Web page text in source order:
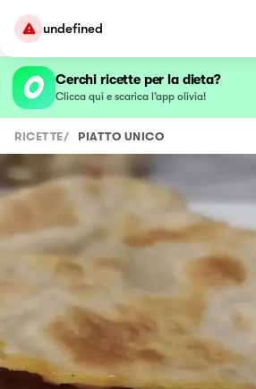
undefined
Cerchi ricette per la dieta?
Clicca qui e scarica l’app olivia!
RICETTE/ PIATTO UNICO